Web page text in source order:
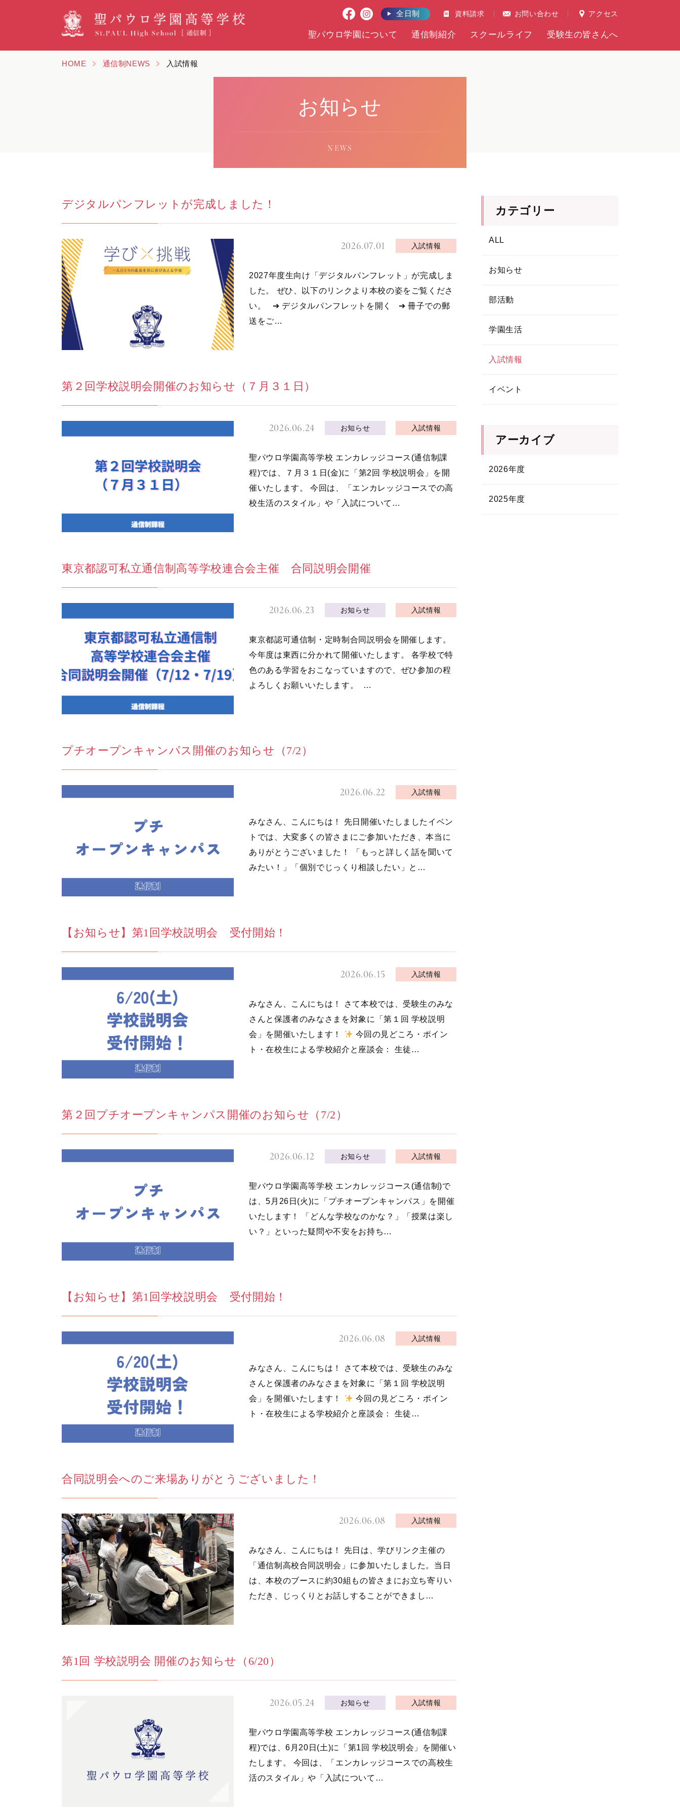
聖パウロ学園について 通信制紹介 スクールライフ 受験生の皆さんへ
資料請求 お問い合わせ アクセス
全日制
HOME 通信制NEWS 入試情報
お知らせ
NEWS
デジタルパンフレットが完成しました！
2026.07.01 入試情報
2027年度生向け「デジタルパンフレット」が完成しま
した。 ぜひ、以下のリンクより本校の姿をご覧くださ
い。 ➔ デジタルパンフレットを開く ➔ 冊子での郵
送をご…
第２回学校説明会開催のお知らせ（７月３１日）
2026.06.24 お知らせ 入試情報
聖パウロ学園高等学校 エンカレッジコース(通信制課
程)では、７月３１日(金)に「第2回 学校説明会」を開
催いたします。 今回は、「エンカレッジコースでの高
校生活のスタイル」や「入試について…
東京都認可私立通信制高等学校連合会主催 合同説明会開催
2026.06.23 お知らせ 入試情報
東京都認可通信制・定時制合同説明会を開催します。
今年度は東西に分かれて開催いたします。 各学校で特
色のある学習をおこなっていますので、ぜひ参加の程
よろしくお願いいたします。 …
プチオープンキャンパス開催のお知らせ（7/2）
2026.06.22 入試情報
みなさん、こんにちは！ 先日開催いたしましたイベン
トでは、大変多くの皆さまにご参加いただき、本当に
ありがとうございました！ 「もっと詳しく話を聞いて
みたい！」「個別でじっくり相談したい」と…
【お知らせ】第1回学校説明会 受付開始！
2026.06.15 入試情報
みなさん、こんにちは！ さて本校では、受験生のみな
さんと保護者のみなさまを対象に「第１回 学校説明
会」を開催いたします！
今回の見どころ・ポイン
ト・在校生による学校紹介と座談会： 生徒…
第２回プチオープンキャンパス開催のお知らせ（7/2）
2026.06.12 お知らせ 入試情報
聖パウロ学園高等学校 エンカレッジコース(通信制)で
は、5月26日(火)に「プチオープンキャンパス」を開催
いたします！ 「どんな学校なのかな？」「授業は楽し
い？」といった疑問や不安をお持ち…
【お知らせ】第1回学校説明会 受付開始！
2026.06.08 入試情報
みなさん、こんにちは！ さて本校では、受験生のみな
さんと保護者のみなさまを対象に「第１回 学校説明
会」を開催いたします！
今回の見どころ・ポイン
ト・在校生による学校紹介と座談会： 生徒…
合同説明会へのご来場ありがとうございました！
2026.06.08 入試情報
みなさん、こんにちは！ 先日は、学びリンク主催の
「通信制高校合同説明会」に参加いたしました。当日
は、本校のブースに約30組もの皆さまにお立ち寄りい
ただき、じっくりとお話しすることができまし…
第1回 学校説明会 開催のお知らせ（6/20）
2026.05.24 お知らせ 入試情報
聖パウロ学園高等学校 エンカレッジコース(通信制課
程)では、6月20日(土)に「第1回 学校説明会」を開催い
たします。 今回は、「エンカレッジコースでの高校生
活のスタイル」や「入試について…
カテゴリー
ALL
お知らせ
部活動
学園生活
入試情報
イベント
アーカイブ
2026年度
2025年度